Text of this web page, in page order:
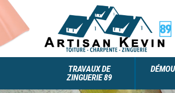
TRAVAUX DE
ZINGUERIE 89